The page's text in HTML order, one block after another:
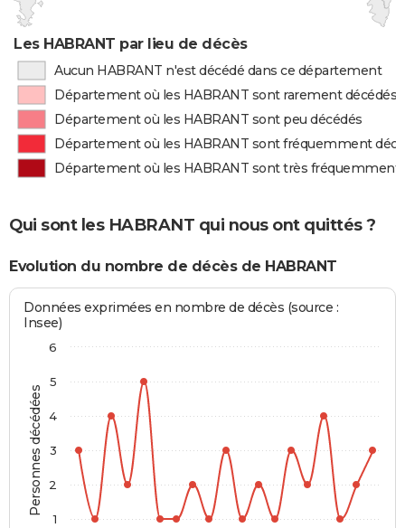
Les HABRANT par lieu de décès
Aucun HABRANT n'est décédé dans ce département
Département où les HABRANT sont rarement décédés
Département où les HABRANT sont peu décédés
Département où les HABRANT sont fréquemment
Département où les HABRANT sont très fréquemment
Qui sont les HABRANT qui nous ont quittés ?
Evolution du nombre de décès de HABRANT
Personnes décédées
Données exprimées en nombre de décès (source :
Insee)
1
2
3
4
5
6